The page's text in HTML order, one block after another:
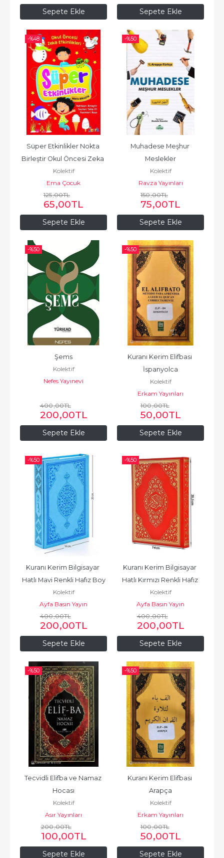
Sepete Ekle Sepete Ekle
-%48
Sepete Ekle
Süper Etkinlikler Nokta
Birleştir Okul Öncesi Zeka
Etkinlikleri
Kolektif
Ema Çocuk
125,00TL
65,00TL
-%50
Sepete Ekle
Muhadese Meşhur
Meslekler
Kolektif
Ravza Yayınları
150,00TL
75,00TL
-%50
Sepete Ekle
Şems
Kolektif
Nefes Yayınevi
400,00TL
200,00TL
-%50
Sepete Ekle
Kuranı Kerim Elifbası
İspanyolca
Kolektif
Erkam Yayınları
100,00TL
50,00TL
-%50
Sepete Ekle
Kuranı Kerim Bilgisayar
Hatlı Mavi Renkli Hafız Boy
Kolektif
Ayfa Basın Yayın
400,00TL
200,00TL
-%50
Sepete Ekle
Kuranı Kerim Bilgisayar
Hatlı Kırmızı Renkli Hafız
Boy
Kolektif
Ayfa Basın Yayın
400,00TL
200,00TL
-%50
Sepete Ekle
Tecvidli Elifba ve Namaz
Hocası
Kolektif
Asır Yayınları
200,00TL
100,00TL
-%50
Sepete Ekle
Kuranı Kerim Elifbası
Arapça
Kolektif
Erkam Yayınları
100,00TL
50,00TL